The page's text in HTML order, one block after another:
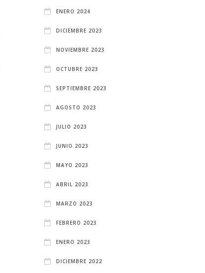
DURANTE EL PUENTE
En una capital, como es Madrid,
puedes encontrar una variedad de
si te encuentras por …
ENERO 2024
DICIEMBRE 2023
NOVIEMBRE 2023
OCTUBRE 2023
SEPTIEMBRE 2023
AGOSTO 2023
JULIO 2023
JUNIO 2023
MAYO 2023
ABRIL 2023
MARZO 2023
FEBRERO 2023
ENERO 2023
DICIEMBRE 2022